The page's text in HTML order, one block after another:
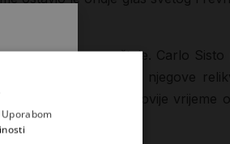
se i danas poštuje. Carlo Sisto
što ih izvedoše njegove
Klement XI. U novije vrijeme